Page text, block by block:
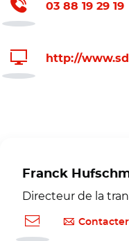
03 88 19 29 19
http://
Franck
Directeur de la
Contacter